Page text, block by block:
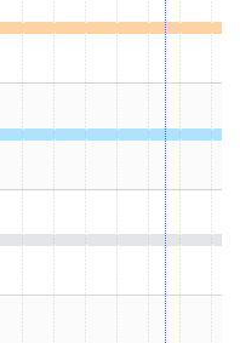
8/22）
る、創作の根底に
潜むもの——トニ
ー・アウスラー｜
はリバーサイド〉——
」⓫
『TOKYO MER～走る
』
年8月21日（金） 公開
サマーテラスプラン
）
涼やかなサマーベ
リーヌ（グラスス
2026年6月16日